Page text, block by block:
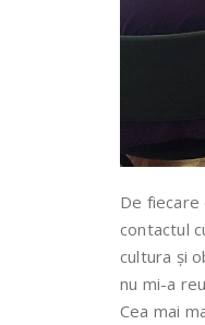
De
contactul
cultura și
nu mi-a
Cea mai